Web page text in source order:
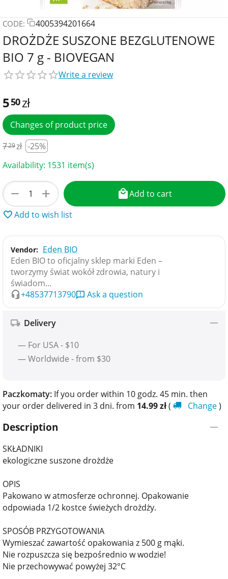
CODE: 4005394201664
DROŻDŻE SUSZONE BEZGLUTENOWE
BIO 7 g - BIOVEGAN
Write a review
550zł
Changes of product price
729zł -25%
Availability: 1531 item(s)
+
−
Add to cart
Add to wish list
Vendor: Eden BIO
Eden BIO to oficjalny sklep marki Eden –
tworzymy świat wokół zdrowia, natury i
świadom...
+48537713790
Ask a question
Delivery
— For USA - $10
— Worldwide - from $30
Paczkomaty: If you order within 10 godz. 45 min. then
your order delivered in 3 dni. from 14.99zł( Change)
Description
SKŁADNIKI
ekologiczne suszone drożdże
OPIS
Pakowano w atmosferze ochronnej. Opakowanie
odpowiada 1/2 kostce świeżych drożdży.
SPOSÓB PRZYGOTOWANIA
Wymieszać zawartość opakowania z 500 g mąki.
Nie rozpuszcza się bezpośrednio w wodzie!
Nie przechowywać powyżej 32°C